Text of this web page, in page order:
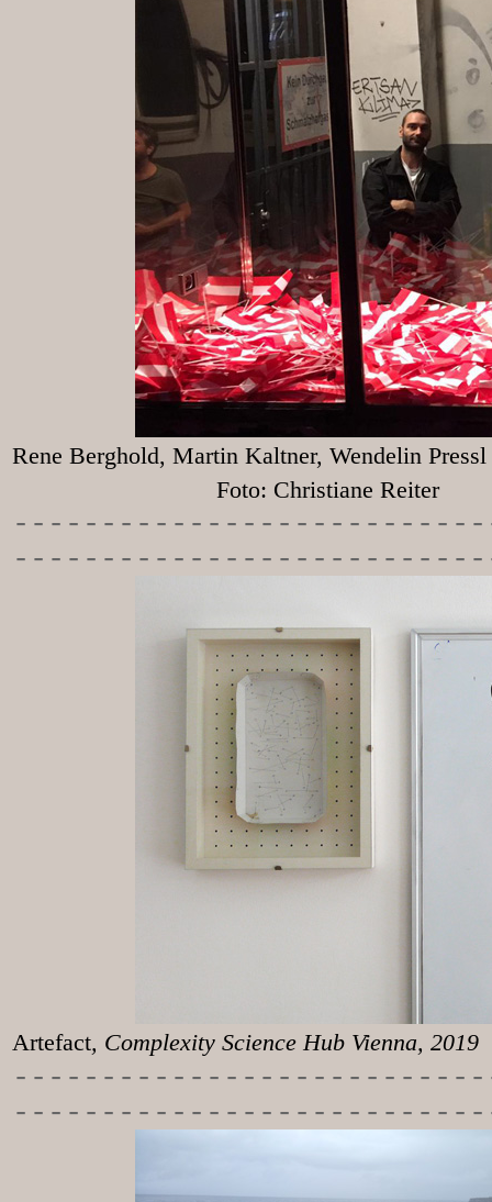
Rene Berghold, Martin Kaltner, Wendelin Pressl
Foto: Christiane Reiter
-----------
Artefact, Complexity Science Hub Vienna, 2019
-----------